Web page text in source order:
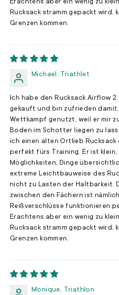
Erachtens aber ein wenig zu
Rucksack stramm gepackt wird,
Grenzen kommen.
Michael, Triathlet
Ich habe den Rucksack Airflow
gekauft und bin zufrieden
Wettkampf genutzt, weil er mir
Boden im Schotter liegen zu
ich einen alten Ortlieb
perfekt fürs Training. Er ist
Möglichkeiten, Dinge
extreme Leichtbauweise des
nicht zu Lasten der Haltbarkeit.
zwischen den Fächern ist
Reißverschlüsse funktionieren
Erachtens aber ein wenig zu
Rucksack stramm gepackt wird,
Grenzen kommen.
Monique, Triathlon